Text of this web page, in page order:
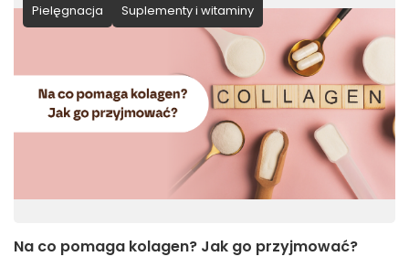
Pielęgnacja Suplementy i witaminy
Na co pomaga kolagen? Jak go przyjmować?